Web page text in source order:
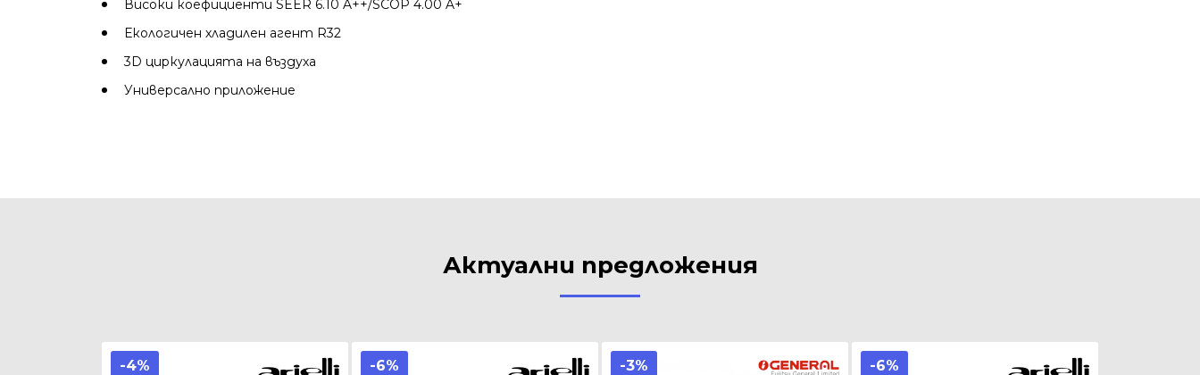
Високи коефициенти SEER 6.10 A++/SCOP 4.00 A+
Екологичен хладилен агент R32
3D циркулацията на въздуха
Универсално приложение
Актуални предложения
-4% -6% -3% -6%